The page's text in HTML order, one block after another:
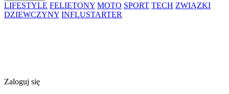
LIFESTYLE FELIETONY MOTO SPORT TECH ZWIĄZKI
DZIEWCZYNY INFLUSTARTER
Zaloguj się